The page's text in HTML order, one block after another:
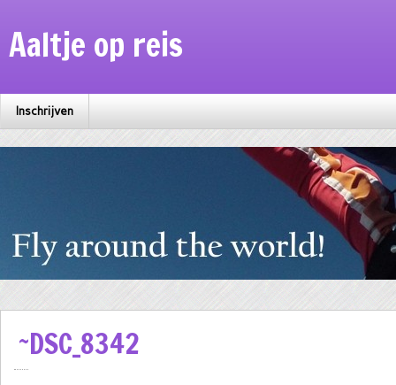
Aaltje op reis
Inschrijven
~DSC_8342